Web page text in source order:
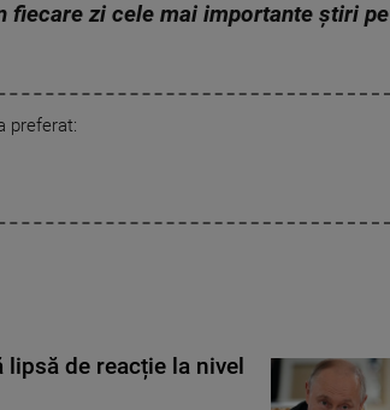
fiecare zi cele mai importante știri pe
preferat:
de reacție la nivel